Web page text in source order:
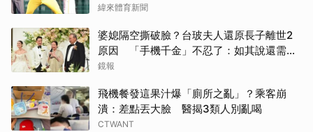
緯來體育新聞
婆媳隔空撕破臉？台玻夫人還原長子離世2
原因 「手機千金」不忍了：如其說還需要
離開嗎？
鏡報
飛機餐發這果汁爆「廁所之亂」？乘客崩
潰：差點丟大臉 醫揭3類人別亂喝
CTWANT